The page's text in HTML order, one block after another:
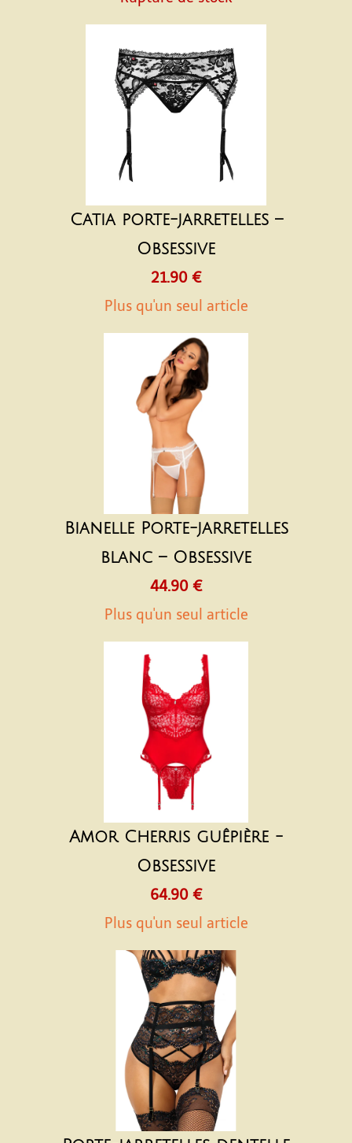
Catia porte-jarretelles –
Obsessive
21.90 €
Plus qu'un seul article
Bianelle Porte-jarretelles
blanc – Obsessive
44.90 €
Plus qu'un seul article
Amor Cherris guêpière -
Obsessive
64.90 €
Plus qu'un seul article